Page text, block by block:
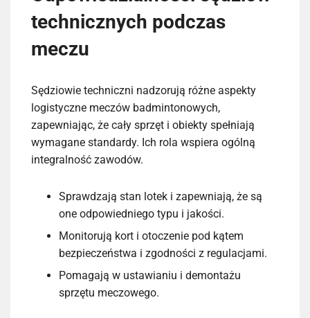
technicznych podczas
meczu
Sędziowie techniczni nadzorują różne aspekty
logistyczne meczów badmintonowych,
zapewniając, że cały sprzęt i obiekty spełniają
wymagane standardy. Ich rola wspiera ogólną
integralność zawodów.
Sprawdzają stan lotek i zapewniają, że są
one odpowiedniego typu i jakości.
Monitorują kort i otoczenie pod kątem
bezpieczeństwa i zgodności z regulacjami.
Pomagają w ustawianiu i demontażu
sprzętu meczowego.